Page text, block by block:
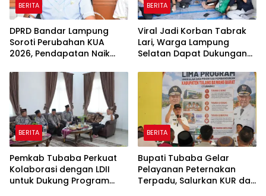
BERITA
DPRD Bandar Lampung
Soroti Perubahan KUA
2026, Pendapatan Naik
Dipangkas
BERITA
Viral Jadi Korban Tabrak
Lari, Warga Lampung
Selatan Dapat Dukungan
Influencer
BERITA
Pemkab Tubaba Perkuat
Kolaborasi dengan LDII
untuk Dukung Program
BERITA
Bupati Tubaba Gelar
Pelayanan Peternakan
Terpadu, Salurkan KUR dan